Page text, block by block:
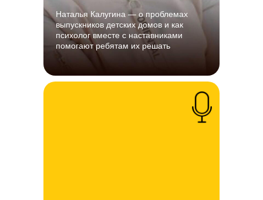
Наталья Калугина — о проблемах
выпускников детских домов и как
психолог вместе с наставниками
помогают ребятам их решать